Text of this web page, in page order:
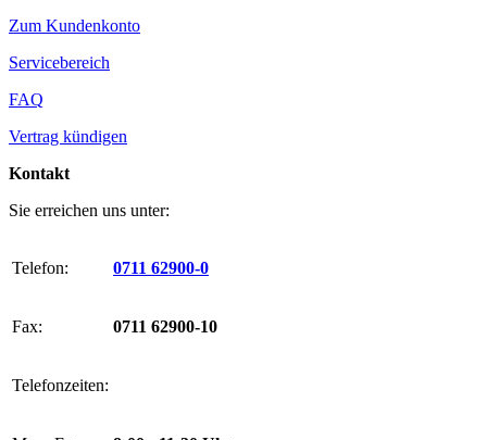
Zum Kundenkonto
Servicebereich
FAQ
Vertrag kündigen
Kontakt
Sie erreichen uns unter:
Telefon: 0711 62900-0
Fax: 0711 62900-10
Telefonzeiten: